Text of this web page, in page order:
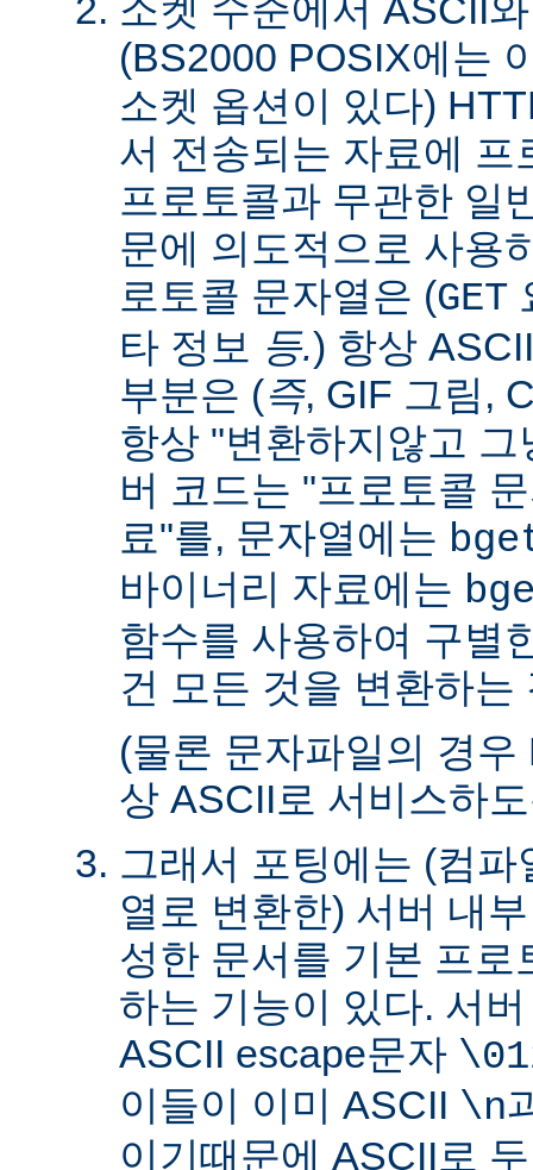
소켓 수준에서 ASCII
(BS2000 POSIX에는
소켓 옵션이 있다)
서 전송되는 자료에
프로토콜과 무관한 일
문에 의도적으로 사용
로토콜 문자열은 (GET
타 정보 등.) 항상
부분은 (즉, GIF 그림,
항상 "변환하지않고
버 코드는 "프로토콜
료"를, 문자열에는
바이너리 자료에는
함수를 사용하여 구별
건 모든 것을 변환하
(물론 문자파일의 경
상 ASCII로 서비스하
그래서 포팅에는 (컴
열로 변환한) 서버 내
성한 문서를 기본 프로
하는 기능이 있다. 서
ASCII escape문자
이들이 이미 ASCII \n
이기때문에 ASCII로